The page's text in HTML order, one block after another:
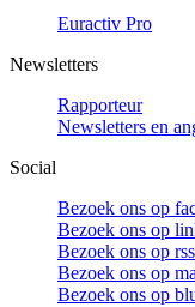
Euractiv Pro
Newsletters
Rapporteur
Newsletters en
Social
Bezoek ons op
Bezoek ons op
Bezoek ons op
Bezoek ons op
Bezoek ons op